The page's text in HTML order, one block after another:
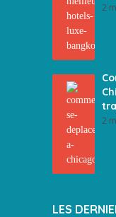
2
2
LES